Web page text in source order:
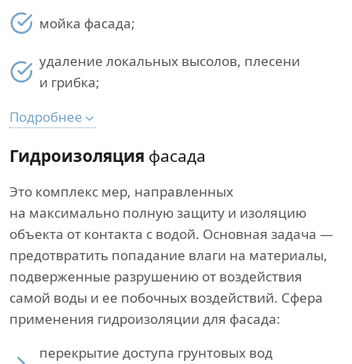
мойка фасада;
удаление локальных высолов, плесени
и грибка;
Подробнее
Гидроизоляция фасада
Это комплекс мер, направленных
на максимально полную защиту и изоляцию
объекта от контакта с водой. Основная задача —
предотвратить попадание влаги на материалы,
подверженные разрушению от воздействия
самой воды и ее побочных воздействий. Сфера
применения гидроизоляции для фасада:
перекрытие доступа грунтовых вод